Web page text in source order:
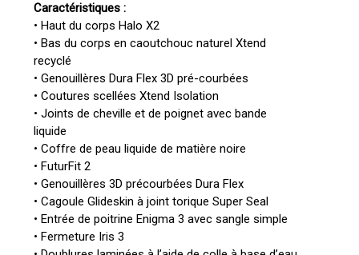
Caractéristiques :
• Haut du corps Halo X2
• Bas du corps en caoutchouc naturel Xtend
recyclé
• Genouillères Dura Flex 3D pré-courbées
• Coutures scellées Xtend Isolation
• Joints de cheville et de poignet avec bande
liquide
• Coffre de peau liquide de matière noire
• FuturFit 2
• Genouillères 3D précourbées Dura Flex
• Cagoule Glideskin à joint torique Super Seal
• Entrée de poitrine Enigma 3 avec sangle simple
• Fermeture Iris 3